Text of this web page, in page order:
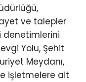
ve talepler
denetimlerini
Yolu, Şehit
Meydanı,
işletmelere ait